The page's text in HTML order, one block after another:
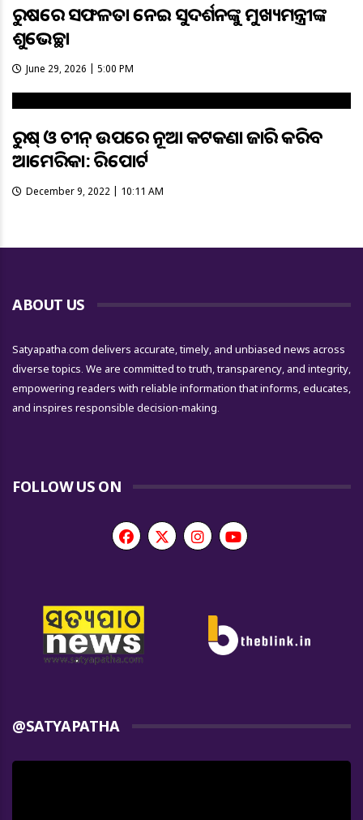
ରୁଷରେ ସଫଳତା ନେଇ ସୁଦର୍ଶନଙ୍କୁ ମୁଖ୍ୟମନ୍ତ୍ରୀଙ୍କ
ଶୁଭେଚ୍ଛା
June 29, 2026 | 5:00 PM
ରୁଷ୍‌ ଓ ଚୀନ୍‌ ଉପରେ ନୂଆ କଟକଣା ଜାରି କରିବ
ଆମେରିକା: ରିପୋର୍ଟ
December 9, 2022 | 10:11 AM
ABOUT US
Satyapatha.com delivers accurate, timely, and unbiased news across
diverse topics. We are committed to truth, transparency, and integrity,
empowering readers with reliable information that informs, educates,
and inspires responsible decision-making.
FOLLOW US ON
@SATYAPATHA